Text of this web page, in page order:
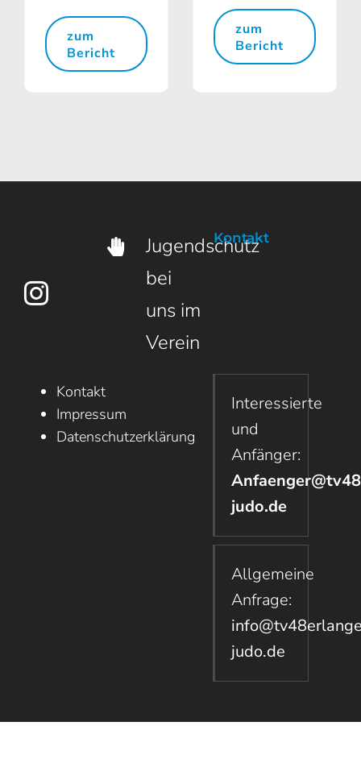
zum
Bericht
zum
Bericht
Jugendschutz
bei
uns im
Verein
Kontakt
Kontakt
Impressum
Datenschutzerklärung
Interessierte
und
Anfänger:
judo.de
Allgemeine
Anfrage:
judo.de